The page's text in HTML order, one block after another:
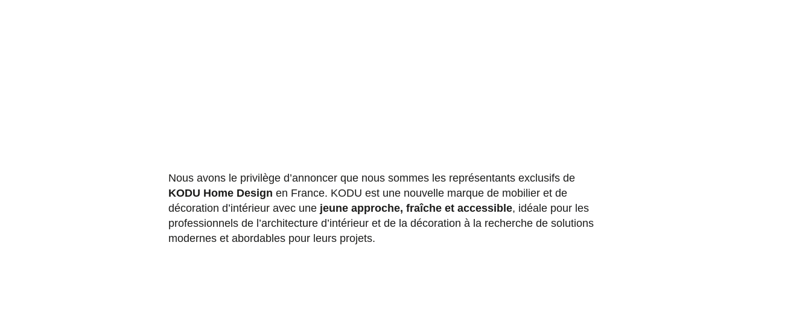
Nous avons le privilège d’annoncer que nous sommes les représentants exclusifs de
KODU Home Design en France. KODU est une nouvelle marque de mobilier et de
décoration d’intérieur avec une jeune approche, fraîche et accessible, idéale pour les
professionnels de l’architecture d’intérieur et de la décoration à la recherche de solutions
modernes et abordables pour leurs projets.